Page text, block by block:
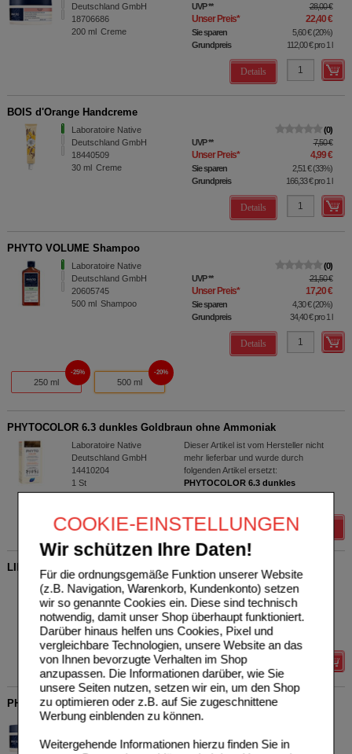
COOKIE-EINSTELLUNGEN
Wir schützen Ihre Daten!
Für die ordnungsgemäße Funktion unserer Website
(z.B. Navigation, Warenkorb, Kundenkonto) setzen
wir so genannte Cookies ein. Diese sind technisch
notwendig, damit unser Shop überhaupt funktioniert.
Darüber hinaus helfen uns Cookies, Pixel und
vergleichbare Technologien, unsere Website an das
von Ihnen bevorzugte Verhalten im Shop
anzupassen. Die Informationen darüber, wie Sie
unsere Seiten nutzen, setzen wir ein, um den Shop
zu optimieren oder z.B. auf Sie zugeschnittene
Werbung einblenden zu können.
Weitergehende Informationen hierzu finden Sie in
Deutschland GmbH
18706686
200 ml Creme
UVP** 28,00 €
Unser Preis* 22,40 €
Sie sparen 5,60 €(20%)
Grundpreis
112,00 €pro 1 l
Details
BOIS d'Orange Handcreme
Laboratoire Native
Deutschland GmbH
18440509
30 ml Creme
0
UVP** 7,50 €
Unser Preis* 4,99 €
Sie sparen 2,51 €(33%)
Grundpreis
166,33 €pro 1 l
Details
PHYTO VOLUME Shampoo
Laboratoire Native
Deutschland GmbH
20605745
500 ml Shampoo
0
UVP** 21,50 €
Unser Preis* 17,20 €
Sie sparen 4,30 €(20%)
Grundpreis
34,40 €pro 1 l
Details
250 ml
25%
500 ml
20%
PHYTOCOLOR 6.3 dunkles Goldbraun ohne Ammoniak
Laboratoire Native
Deutschland GmbH
14410204
1St
Dieser Artikel ist vom Hersteller nicht
mehr lieferbar und wurde durch
folgenden Artikel ersetzt:
PHYTOCOLOR 6.3 dunkles
Goldbraun 18428052.
Nachfolger mit PZN 18428052
LIERAC LIFT INTEGRAL Serum
Laboratoire Native
Deutschland GmbH
18240762
30ml Konzentrat
UVP
Unser Preis*
Sie sparen 11,40 €
Grundpreis
Details
PHYTOSILVER Farbkorrektur Maske
Laboratoire Native
18706700
Unser Preis*